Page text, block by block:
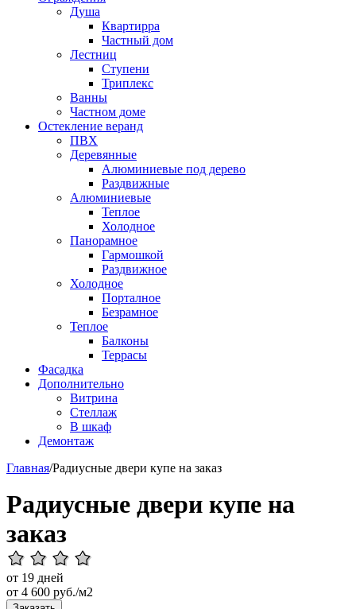
Душа
Квартирра
Частный дом
Лестниц
Ступени
Триплекс
Ванны
Частном доме
Остекление веранд
ПВХ
Деревянные
Алюминиевые под дерево
Раздвижные
Алюминиевые
Теплое
Холодное
Панорамное
Гармошкой
Раздвижное
Холодное
Порталное
Безрамное
Теплое
Балконы
Террасы
Фасадка
Дополнительно
Витрина
Стеллаж
В шкаф
Демонтаж
Главная/Радиусные двери купе на заказ
Радиусные двери купе на
заказ
от 19 дней
от 4 600 руб./м2